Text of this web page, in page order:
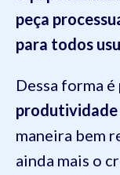
peça
para todos
Dessa forma
maneira bem
ainda mais o